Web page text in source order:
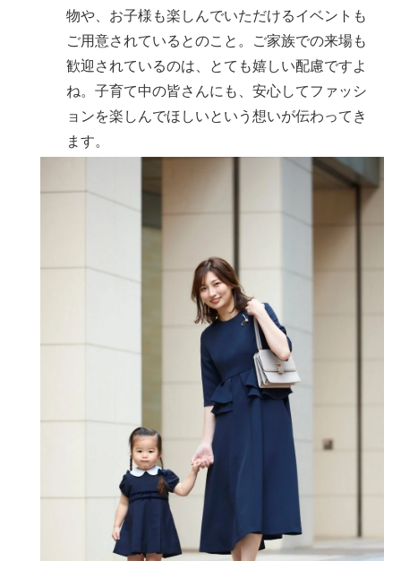
物や、お子様も楽しんでいただけるイベントも
ご用意されているとのこと。ご家族での来場も
歓迎されているのは、とても嬉しい配慮ですよ
ね。子育て中の皆さんにも、安心してファッシ
ョンを楽しんでほしいという想いが伝わってき
ます。